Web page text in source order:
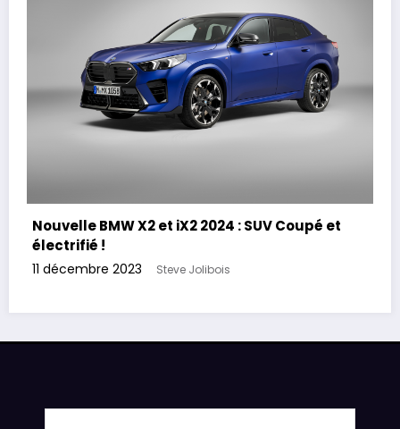
Nouvelle BMW X2 et iX2 2024 : SUV Coupé et
électrifié !
11 décembre 2023 Steve Jolibois